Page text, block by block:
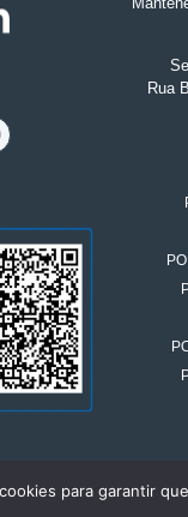
Rua
para garantir